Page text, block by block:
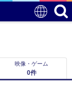
映像・ゲーム
0件